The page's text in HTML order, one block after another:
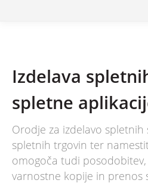
Izdelava
spletne
Orodje za izdelavo spletnih
spletnih trgovin ter
omogoča tudi
varnostne kopije in prenos